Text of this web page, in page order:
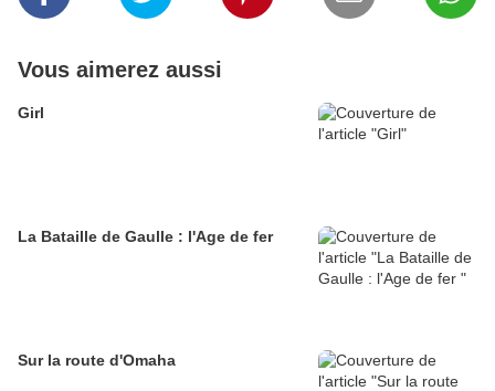
Vous aimerez aussi
Girl
La Bataille de Gaulle : l'Age de fer
Sur la route d'Omaha